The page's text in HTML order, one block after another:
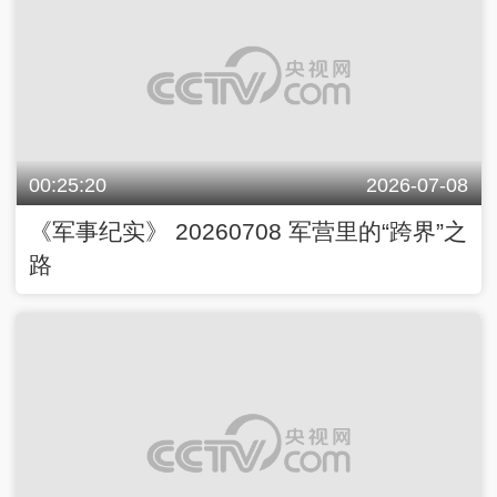
00:25:20 2026-07-08
《军事纪实》 20260708 军营里的“跨界”之
路